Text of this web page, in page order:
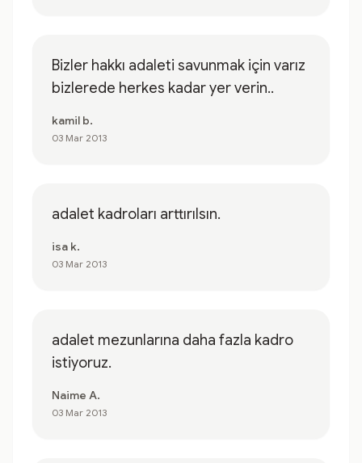
Bizler hakkı adaleti savunmak için varız
bizlerede herkes kadar yer verin..
kamil b.
03 Mar 2013
adalet kadroları arttırılsın.
isa k.
03 Mar 2013
adalet mezunlarına daha fazla kadro
istiyoruz.
Naime A.
03 Mar 2013